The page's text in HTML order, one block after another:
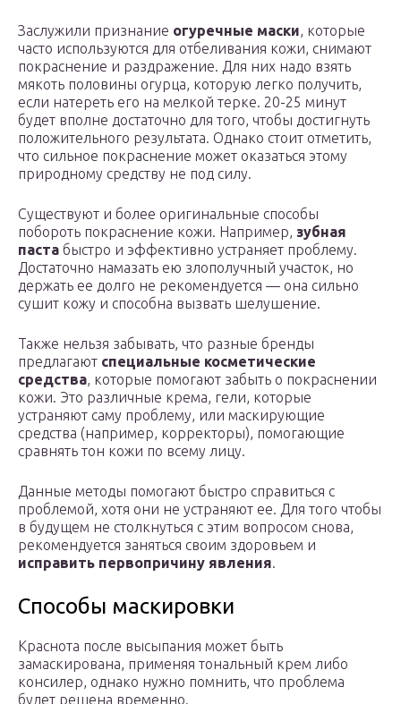
Заслужили признание огуречные маски, которые
часто используются для отбеливания кожи, снимают
покраснение и раздражение. Для них надо взять
мякоть половины огурца, которую легко получить,
если натереть его на мелкой терке. 20-25 минут
будет вполне достаточно для того, чтобы достигнуть
положительного результата. Однако стоит отметить,
что сильное покраснение может оказаться этому
природному средству не под силу.
Существуют и более оригинальные способы
побороть покраснение кожи. Например, зубная
паста быстро и эффективно устраняет проблему.
Достаточно намазать ею злополучный участок, но
держать ее долго не рекомендуется — она сильно
сушит кожу и способна вызвать шелушение.
Также нельзя забывать, что разные бренды
предлагают специальные косметические
средства, которые помогают забыть о покраснении
кожи. Это различные крема, гели, которые
устраняют саму проблему, или маскирующие
средства (например, корректоры), помогающие
сравнять тон кожи по всему лицу.
Данные методы помогают быстро справиться с
проблемой, хотя они не устраняют ее. Для того чтобы
в будущем не столкнуться с этим вопросом снова,
рекомендуется заняться своим здоровьем и
исправить первопричину явления.
Способы маскировки
Краснота после высыпания может быть
замаскирована, применяя тональный крем либо
консилер, однако нужно помнить, что проблема
будет решена временно.